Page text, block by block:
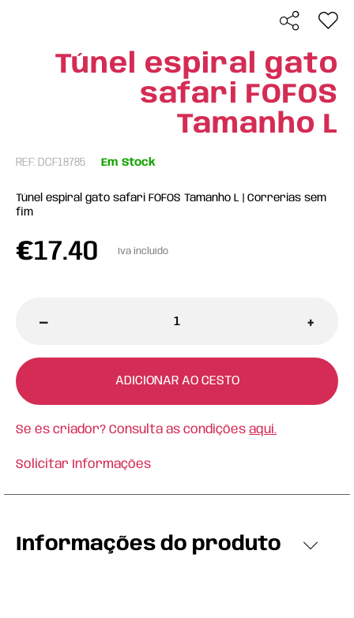
Túnel espiral gato
safari FOFOS
Tamanho L
REF: DCF18785 Em Stock
Túnel espiral gato safari FOFOS Tamanho L | Correrias sem
fim
€17.40 Iva incluído
- +
ADICIONAR AO CESTO
Se és criador? Consulta as condições aqui.
Solicitar Informações
Informações do produto